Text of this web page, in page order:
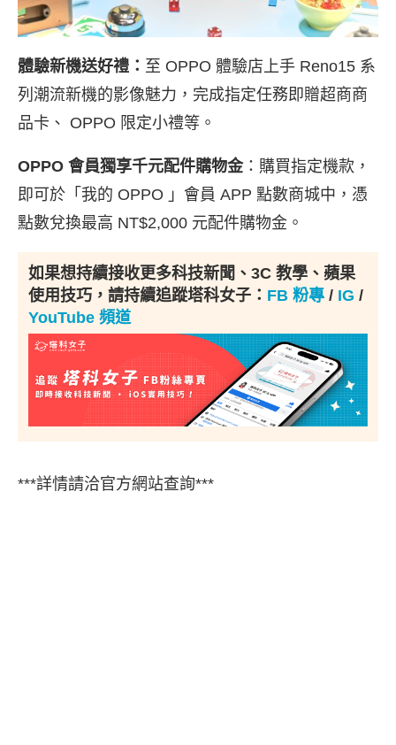
體驗新機送好禮 ： 至 OPPO 體驗店上手 Reno15 系
列潮流新機的影像魅力，完成指定任務即贈超商商
品卡、 OPPO 限定小禮等。
OPPO 會員獨享千元配件購物金：購買指定機款，
即可於「我的 OPPO 」會員 APP 點數商城中，憑
點數兌換最高 NT$2,000 元配件購物金。
如果想持續接收更多科技新聞、3C 教學、蘋果
使用技巧，請持續追蹤塔科女子： FB 粉專 / IG /
YouTube 頻道
***詳情請洽官方網站查詢***